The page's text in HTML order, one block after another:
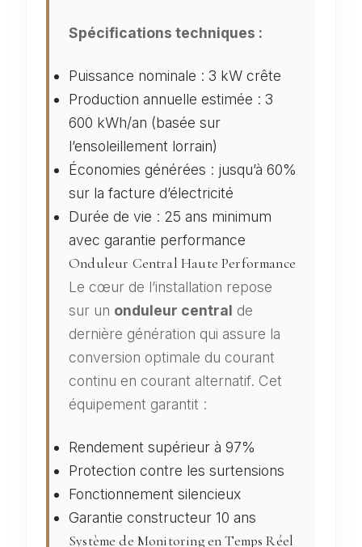
Spécifications techniques :
Puissance nominale : 3 kW crête
Production annuelle estimée : 3
600 kWh/an (basée sur
l’ensoleillement lorrain)
Économies générées : jusqu’à 60%
sur la facture d’électricité
Durée de vie : 25 ans minimum
avec garantie performance
Onduleur Central Haute Performance
Le cœur de l’installation repose
sur un onduleur central de
dernière génération qui assure la
conversion optimale du courant
continu en courant alternatif. Cet
équipement garantit :
Rendement supérieur à 97%
Protection contre les surtensions
Fonctionnement silencieux
Garantie constructeur 10 ans
Système de Monitoring en Temps Réel